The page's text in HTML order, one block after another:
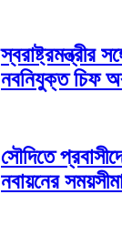
স্বরাষ্ট্রমন্ত্রীর
নবনিযুক্ত চিফ
সৌদিতে
নবায়নের